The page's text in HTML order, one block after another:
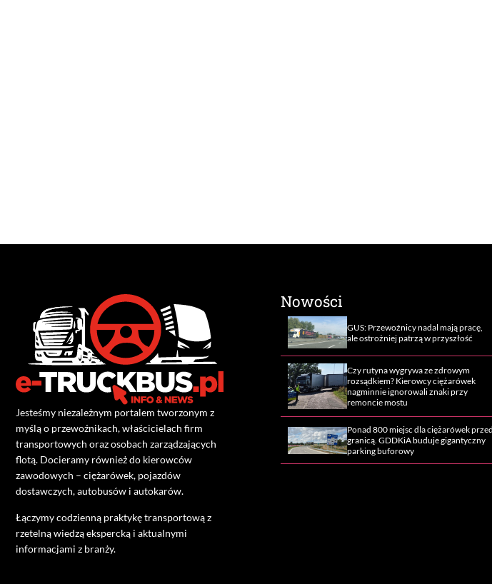
Jesteśmy niezależnym portalem tworzonym z
myślą o przewoźnikach, właścicielach firm
transportowych oraz osobach zarządzających
flotą. Docieramy również do kierowców
zawodowych – ciężarówek, pojazdów
dostawczych, autobusów i autokarów.
Łączymy codzienną praktykę transportową z
rzetelną wiedzą ekspercką i aktualnymi
informacjami z branży.
Nowości
GUS: Przewoźnicy nadal mają pracę,
ale ostrożniej patrzą w przyszłość
Czy rutyna wygrywa ze zdrowym
rozsądkiem? Kierowcy ciężarówek
nagminnie ignorowali znaki przy
remoncie mostu
Ponad 800 miejsc dla ciężarówek przed
granicą. GDDKiA buduje gigantyczny
parking buforowy